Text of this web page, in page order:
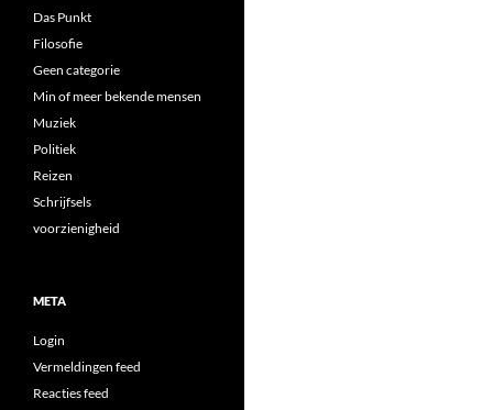
Das Punkt
Filosofie
Geen categorie
Min of meer bekende mensen
Muziek
Politiek
Reizen
Schrijfsels
voorzienigheid
META
Login
Vermeldingen feed
Reacties feed